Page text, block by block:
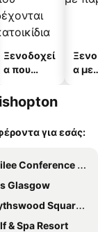
Ξενοδοχεί
α που
κατοικίδι
α
α με
για εσάς:
Conference Hotel
Glasgow
Hotel & Spa By Ihg
& Spa Resort